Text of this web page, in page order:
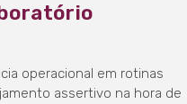
operacional em rotinas
assertivo na hora de